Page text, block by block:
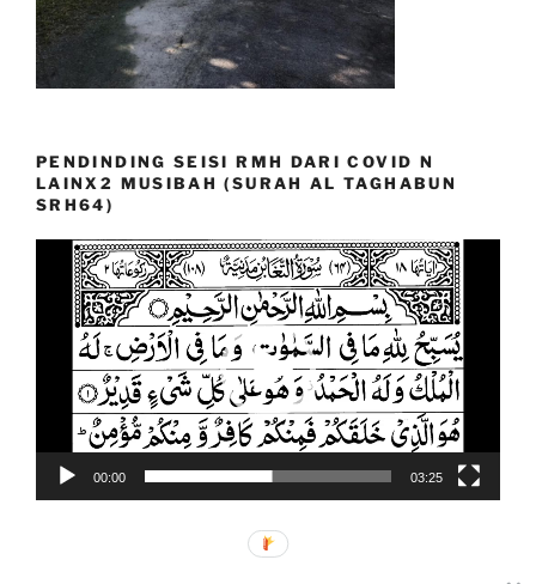
PENDINDING SEISI RMH DARI COVID N
LAINX2 MUSIBAH (SURAH AL TAGHABUN
SRH64)
Video
Player
00:00 03:25